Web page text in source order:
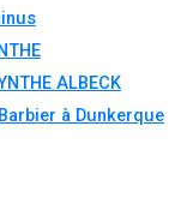
ALBECK
à Dunkerque